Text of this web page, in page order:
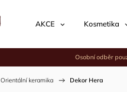
AKCE Kosmetika
Osobní odběr
Orientální keramika / Dekor Hera